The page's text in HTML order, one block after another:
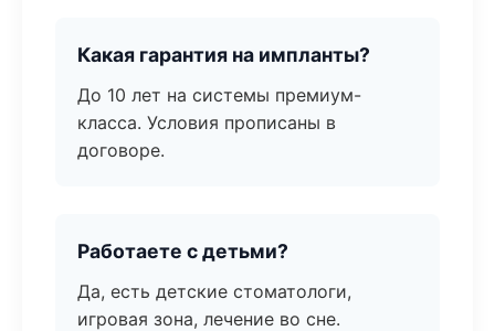
Какая гарантия на импланты?
До 10 лет на системы премиум-
класса. Условия прописаны в
договоре.
Работаете с детьми?
Да, есть детские стоматологи,
игровая зона, лечение во сне.